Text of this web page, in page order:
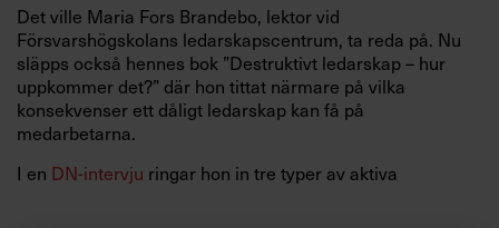
Det ville Maria Fors Brandebo, lektor vid
Försvarshögskolans ledarskapscentrum, ta reda på. Nu
släpps också hennes bok ”Destruktivt ledarskap – hur
uppkommer det?” där hon tittat närmare på vilka
konsekvenser ett dåligt ledarskap kan få på
medarbetarna.
I en DN-intervju ringar hon in tre typer av aktiva